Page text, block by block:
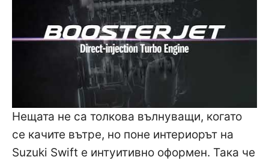
Нещата не са толкова вълнуващи, когато
се качите вътре, но поне интериорът на
Suzuki Swift е интуитивно оформен. Така че